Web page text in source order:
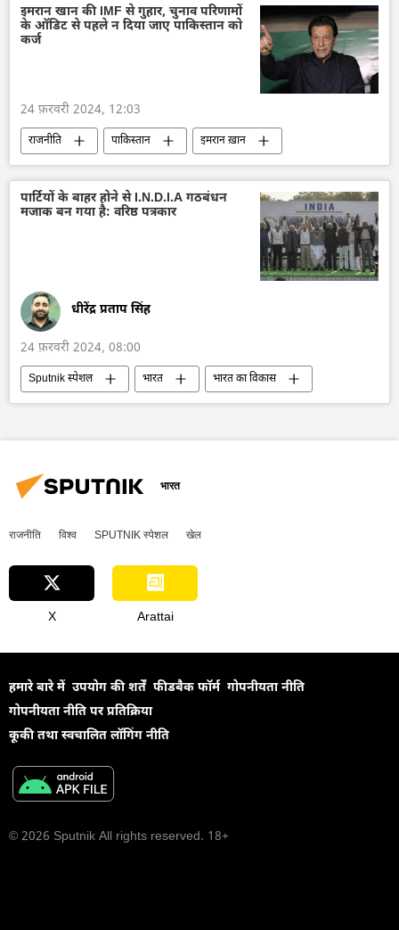
रूसी सैन्य तकनीक
सैन्य तकनीक
तकनीकी विकास
मास्को
सर्गेई शोइगू
इमरान खान की IMF से गुहार, चुनाव परिणामों
के ऑडिट से पहले न दिया जाए पाकिस्तान को
कर्ज
24 फ़रवरी 2024, 12:03
राजनीति पाकिस्तान
इमरान ख़ान
इमरान खान की गिरफ्तारी
इस्लामाबाद
चुनाव
2024 चुनाव
चुनाव में धांधली
पाकिस्तान तहरीक-ए-इंसाफ (पीटीआई)
पार्टियों के बाहर होने से I.N.D.I.A गठबंधन
मजाक बन गया है: वरिष्ठ पत्रकार
धीरेंद्र प्रताप सिंह
24 फ़रवरी 2024, 08:00
Sputnik स्पेशल भारत
भारत का विकास
नरेन्द्र मोदी
राहुल गांधी
भारत
राजनीति विश्व SPUTNIK स्पेशल खेल
X Arattai
हमारे बारे में उपयोग की शर्तें फीडबैक फॉर्म गोपनीयता नीति
गोपनीयता नीति पर प्रतिक्रिया
कूकी तथा स्वचालित लॉगिंग नीति
© 2026 Sputnik All rights reserved. 18+